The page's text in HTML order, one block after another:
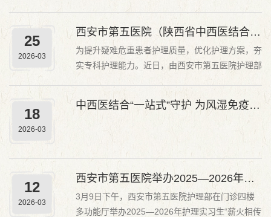
质量。查房现场，责任护士系统汇报患者病情、诊
疗方案及护理重点，先由重症医学科团队完成床旁
查体，全面评...
25
2026-03
西安市第五医院（陕西省中西医结合医院）护理部召开2026年第一季度护理疑难病例讨论
为提升疑难危重患者护理质量，优化护理方案，夯
实专科护理能力。近日，由西安市第五医院护理部
持。会议分别邀请危重症护理学组、压力性损伤学
18
2026-03
中西医结合“一站式”守护 为风湿免疫病患者保驾护航
12
2026-03
西安市第五医院举办2025—2026年护理实习生“薪火相传 ‘职’等我来”实习工作总结大会
3月9日下午，西安市第五医院护理部在门诊四楼
多功能厅举办2025—2026年护理实习生“薪火相传